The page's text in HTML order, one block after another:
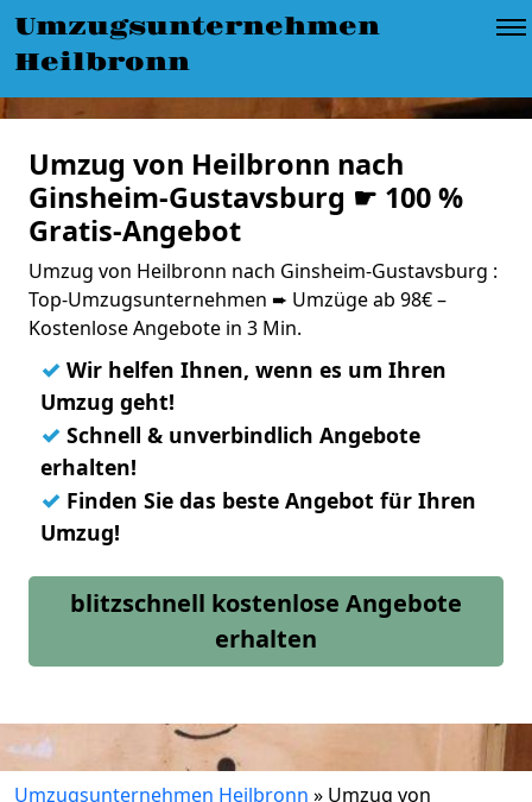
Umzugsunternehmen
Heilbronn
Umzug von Heilbronn nach
Ginsheim-Gustavsburg ☛ 100 %
Gratis-Angebot
Umzug von Heilbronn nach Ginsheim-Gustavsburg :
Top-Umzugsunternehmen ➨ Umzüge ab 98€ –
Kostenlose Angebote in 3 Min.
✓ Wir helfen Ihnen, wenn es um Ihren
Umzug geht!
✓ Schnell & unverbindlich Angebote
erhalten!
✓ Finden Sie das beste Angebot für Ihren
Umzug!
blitzschnell kostenlose Angebote
erhalten
Umzugsunternehmen Heilbronn » Umzug von